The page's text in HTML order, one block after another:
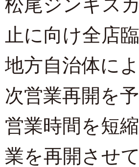
松尾ジンギス
止に向け全店
地方自治体に
次営業再開を
営業時間を短
業を再開させ